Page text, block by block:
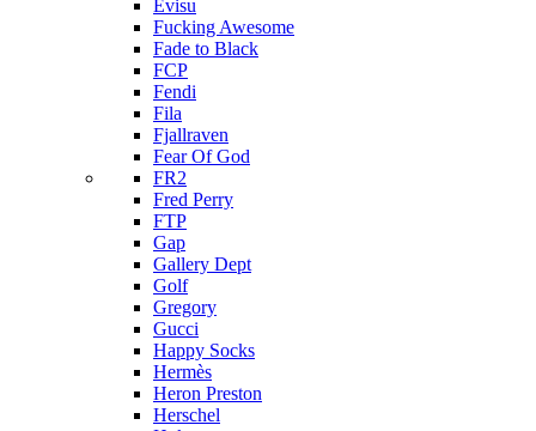
Evisu
Fucking Awesome
Fade to Black
FCP
Fendi
Fila
Fjallraven
Fear Of God
FR2
Fred Perry
FTP
Gap
Gallery Dept
Golf
Gregory
Gucci
Happy Socks
Hermès
Heron Preston
Hersсhel